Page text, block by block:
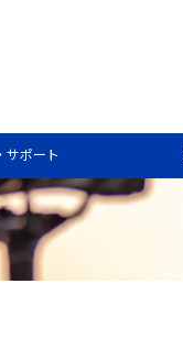
サポート